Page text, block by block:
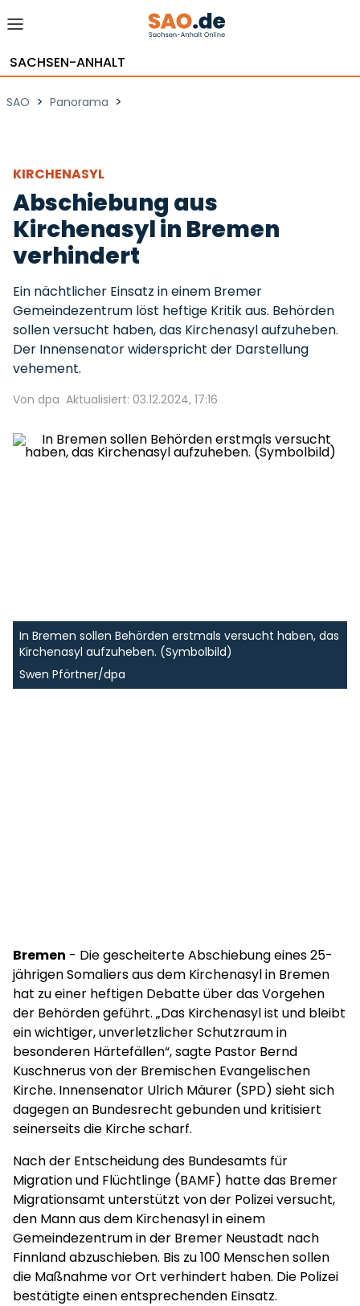
SACHSEN-ANHALT
SAO > Panorama >
KIRCHENASYL
Abschiebung aus
Kirchenasyl in Bremen
verhindert
Ein nächtlicher Einsatz in einem Bremer
Gemeindezentrum löst heftige Kritik aus. Behörden
sollen versucht haben, das Kirchenasyl aufzuheben.
Der Innensenator widerspricht der Darstellung
vehement.
Von dpa Aktualisiert: 03.12.2024, 17:16
In Bremen sollen Behörden erstmals versucht haben, das
Kirchenasyl aufzuheben. (Symbolbild)
Swen Pförtner/dpa
Bremen - Die gescheiterte Abschiebung eines 25-
jährigen Somaliers aus dem Kirchenasyl in Bremen
hat zu einer heftigen Debatte über das Vorgehen
der Behörden geführt. „Das Kirchenasyl ist und bleibt
ein wichtiger, unverletzlicher Schutzraum in
besonderen Härtefällen“, sagte Pastor Bernd
Kuschnerus von der Bremischen Evangelischen
Kirche. Innensenator Ulrich Mäurer (SPD) sieht sich
dagegen an Bundesrecht gebunden und kritisiert
seinerseits die Kirche scharf.
Nach der Entscheidung des Bundesamts für
Migration und Flüchtlinge (BAMF) hatte das Bremer
Migrationsamt unterstützt von der Polizei versucht,
den Mann aus dem Kirchenasyl in einem
Gemeindezentrum in der Bremer Neustadt nach
Finnland abzuschieben. Bis zu 100 Menschen sollen
die Maßnahme vor Ort verhindert haben. Die Polizei
bestätigte einen entsprechenden Einsatz.